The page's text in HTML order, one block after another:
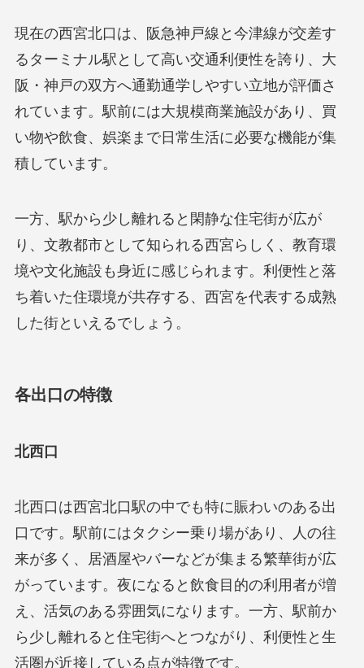
現在の西宮北口は、阪急神戸線と今津線が交差す
るターミナル駅として高い交通利便性を誇り、大
阪・神戸の双方へ通勤通学しやすい立地が評価さ
れています。駅前には大規模商業施設があり、買
い物や飲食、娯楽まで日常生活に必要な機能が集
積しています。
一方、駅から少し離れると閑静な住宅街が広が
り、文教都市として知られる西宮らしく、教育環
境や文化施設も身近に感じられます。利便性と落
ち着いた住環境が共存する、西宮を代表する成熟
した街といえるでしょう。
各出口の特徴
北西口
北西口は西宮北口駅の中でも特に賑わいのある出
口です。駅前にはタクシー乗り場があり、人の往
来が多く、居酒屋やバーなどが集まる繁華街が広
がっています。夜になると飲食目的の利用者が増
え、活気のある雰囲気になります。一方、駅前か
ら少し離れると住宅街へとつながり、利便性と生
活圏が近接している点が特徴です。